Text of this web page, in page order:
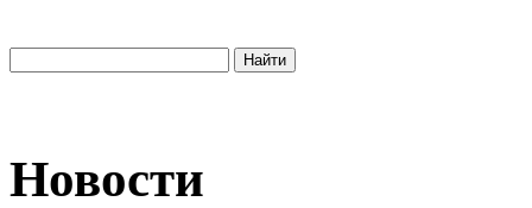
Новости